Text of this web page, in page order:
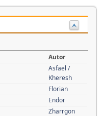
Autor
Asfael /
Kheresh
Florian
Endor
Zharrgon